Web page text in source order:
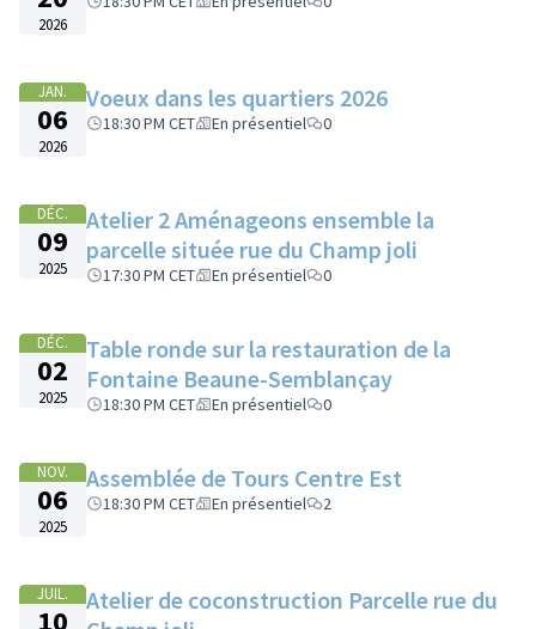
2026
JAN.
06
2026
Voeux dans les quartiers 2026
18:30 PM CET En présentiel 0
DÉC.
09
2025
Atelier 2 Aménageons ensemble la
parcelle située rue du Champ joli
17:30 PM CET En présentiel 0
DÉC.
02
2025
Table ronde sur la restauration de la
Fontaine Beaune-Semblançay
18:30 PM CET En présentiel 0
NOV.
06
2025
Assemblée de Tours Centre Est
18:30 PM CET En présentiel 2
JUIL.
10
Atelier de coconstruction Parcelle rue du